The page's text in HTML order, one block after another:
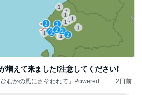
えて来ました❗️注意してください❗️
むかの風にさそわれて」Powered by
2日前